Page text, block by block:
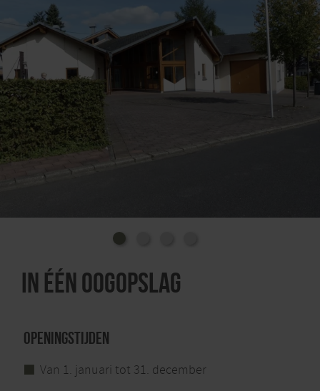
In één oogopslag
Openingstijden
Van 1. januari tot 31. december